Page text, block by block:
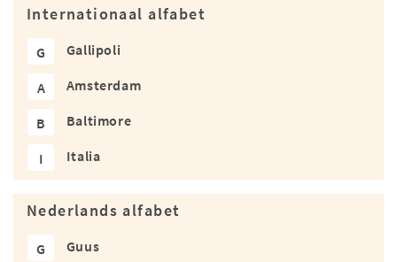
Internationaal alfabet
G Gallipoli
A Amsterdam
B Baltimore
I Italia
Nederlands alfabet
G Guus